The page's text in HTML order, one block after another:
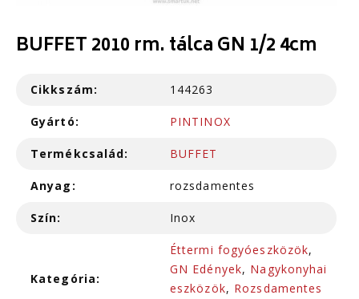
BUFFET 2010 rm. tálca GN 1/2 4cm
Cikkszám: 144263
Gyártó: PINTINOX
Termékcsalád: BUFFET
Anyag: rozsdamentes
Szín: Inox
Kategória:
Éttermi fogyóeszközök,
GN Edények, Nagykonyhai
eszközök, Rozsdamentes